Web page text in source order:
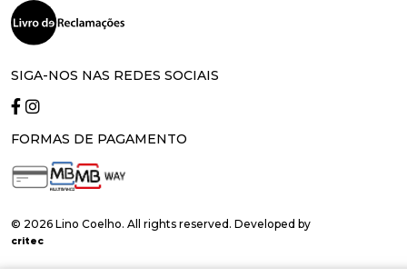
SIGA-NOS NAS REDES SOCIAIS
FORMAS DE PAGAMENTO
© 2026 Lino Coelho. All rights reserved. Developed by
critec